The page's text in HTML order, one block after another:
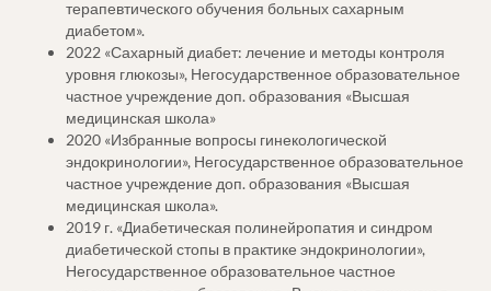
терапевтического обучения больных сахарным
диабетом».
2022 «Сахарный диабет: лечение и методы контроля
уровня глюкозы», Негосударственное образовательное
частное учреждение доп. образования «Высшая
медицинская школа»
2020 «Избранные вопросы гинекологической
эндокринологии», Негосударственное образовательное
частное учреждение доп. образования «Высшая
медицинская школа».
2019 г. «Диабетическая полинейропатия и синдром
диабетической стопы в практике эндокринологии»,
Негосударственное образовательное частное